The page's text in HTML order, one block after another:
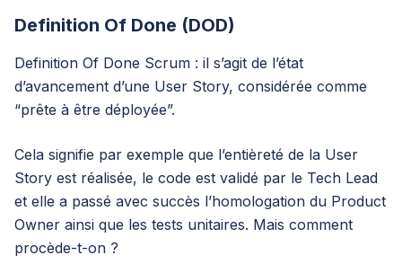
Definition Of Done (DOD)
Definition Of Done Scrum : il s’agit de l’état
d’avancement d’une User Story, considérée comme
“prête à être déployée”.
Cela signifie par exemple que l’entièreté de la User
Story est réalisée, le code est validé par le Tech Lead
et elle a passé avec succès l’homologation du Product
Owner ainsi que les tests unitaires. Mais comment
procède-t-on ?